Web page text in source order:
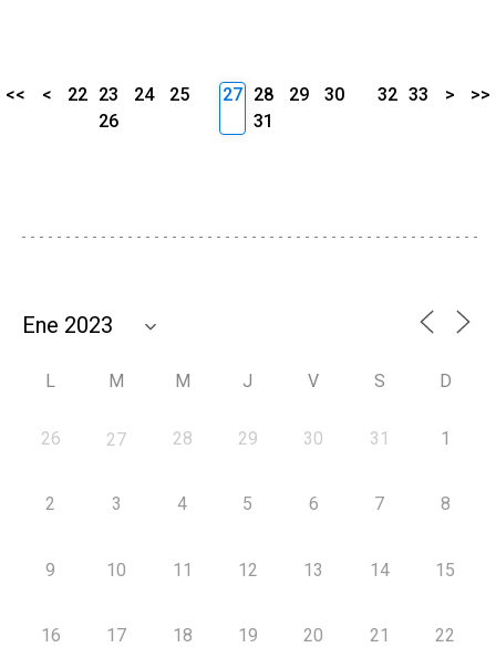
<< < 22 23 24
25
26
27 28 29
30
31
32 33 > >>
L M M J V S D
26 27 28 29 30 31 1
2 3 4 5 6 7 8
9 10 11 12 13 14 15
16 17 18 19 20 21 22